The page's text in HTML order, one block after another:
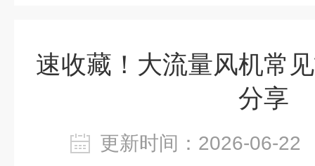
速收藏！大流量风机常
分享
更新时间：2026-06-